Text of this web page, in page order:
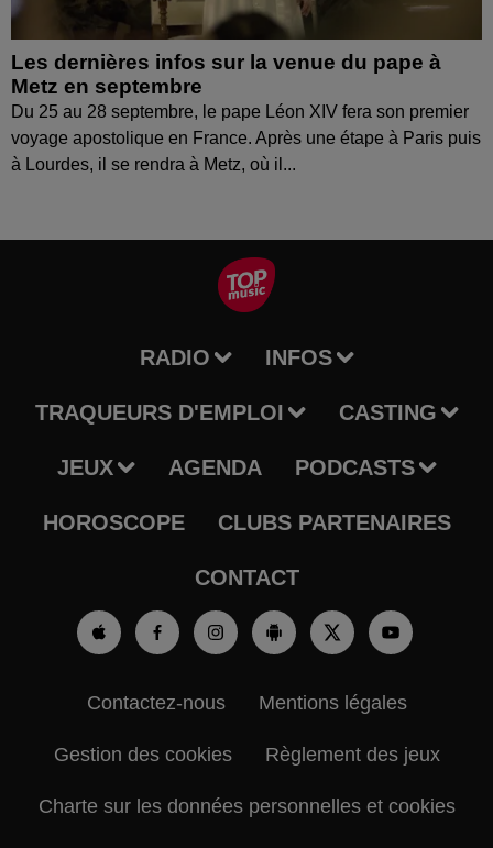
Les dernières infos sur la venue du pape à
Metz en septembre
Du 25 au 28 septembre, le pape Léon XIV fera son premier
voyage apostolique en France. Après une étape à Paris puis
à Lourdes, il se rendra à Metz, où il...
RADIO INFOS
TRAQUEURS D'EMPLOI CASTING
JEUX AGENDA PODCASTS
HOROSCOPE CLUBS PARTENAIRES
CONTACT
Contactez-nous Mentions légales
Gestion des cookies Règlement des jeux
Charte sur les données personnelles et cookies